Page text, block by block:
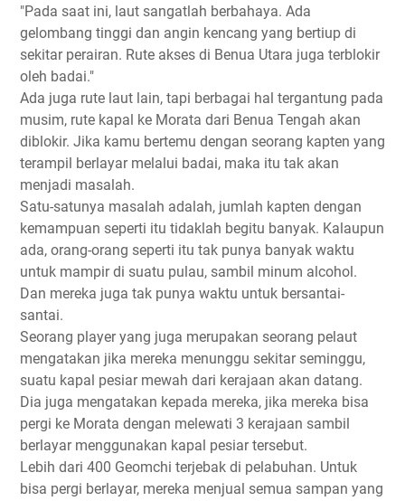
"Pada saat ini, laut sangatlah berbahaya. Ada
gelombang tinggi dan angin kencang yang bertiup di
sekitar perairan. Rute akses di Benua Utara juga terblokir
oleh badai."
Ada juga rute laut lain, tapi berbagai hal tergantung pada
musim, rute kapal ke Morata dari Benua Tengah akan
diblokir. Jika kamu bertemu dengan seorang kapten yang
terampil berlayar melalui badai, maka itu tak akan
menjadi masalah.
Satu-satunya masalah adalah, jumlah kapten dengan
kemampuan seperti itu tidaklah begitu banyak. Kalaupun
ada, orang-orang seperti itu tak punya banyak waktu
untuk mampir di suatu pulau, sambil minum alcohol.
Dan mereka juga tak punya waktu untuk bersantai-
santai.
Seorang player yang juga merupakan seorang pelaut
mengatakan jika mereka menunggu sekitar seminggu,
suatu kapal pesiar mewah dari kerajaan akan datang.
Dia juga mengatakan kepada mereka, jika mereka bisa
pergi ke Morata dengan melewati 3 kerajaan sambil
berlayar menggunakan kapal pesiar tersebut.
Lebih dari 400 Geomchi terjebak di pelabuhan. Untuk
bisa pergi berlayar, mereka menjual semua sampan yang